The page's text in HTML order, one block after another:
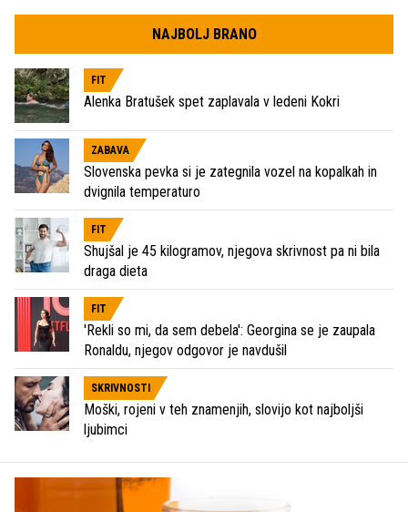
NAJBOLJ BRANO
FIT
Alenka Bratušek spet zaplavala v ledeni Kokri
ZABAVA
Slovenska pevka si je zategnila vozel na kopalkah in
dvignila temperaturo
FIT
Shujšal je 45 kilogramov, njegova skrivnost pa ni bila
draga dieta
FIT
'Rekli so mi, da sem debela': Georgina se je zaupala
Ronaldu, njegov odgovor je navdušil
SKRIVNOSTI
Moški, rojeni v teh znamenjih, slovijo kot najboljši
ljubimci